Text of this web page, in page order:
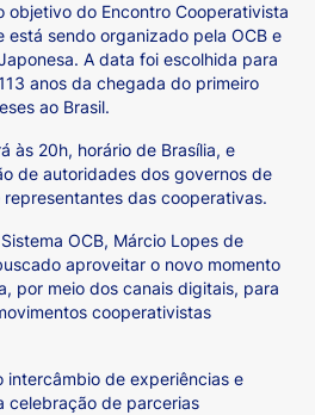
objetivo do Encontro Cooperativista
está sendo organizado pela OCB e
A data foi escolhida para
anos da chegada do primeiro
ao Brasil.
às 20h, horário de Brasília, e
de autoridades dos governos de
das cooperativas.
OCB, Márcio Lopes de
aproveitar o novo momento
por meio dos canais digitais, para
cooperativistas
intercâmbio de experiências e
celebração de parcerias